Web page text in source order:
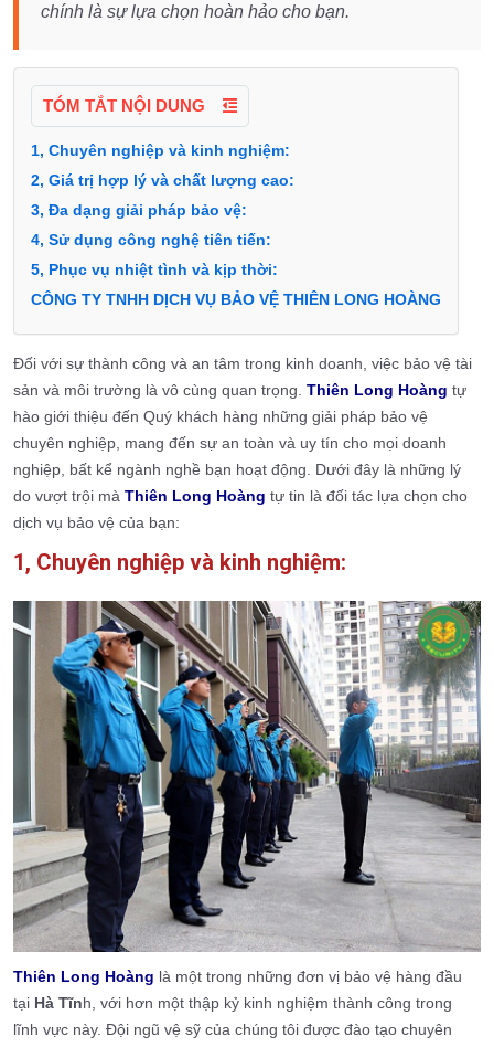
chính là sự lựa chọn hoàn hảo cho bạn.
TÓM TẮT NỘI DUNG
1, Chuyên nghiệp và kinh nghiệm:
2, Giá trị hợp lý và chất lượng cao:
3, Đa dạng giải pháp bảo vệ:
4, Sử dụng công nghệ tiên tiến:
5, Phục vụ nhiệt tình và kịp thời:
CÔNG TY TNHH DỊCH VỤ BẢO VỆ THIÊN LONG HOÀNG
Đối với sự thành công và an tâm trong kinh doanh, việc bảo vệ tài
sản và môi trường là vô cùng quan trọng. Thiên Long Hoàng tự
hào giới thiệu đến Quý khách hàng những giải pháp bảo vệ
chuyên nghiệp, mang đến sự an toàn và uy tín cho mọi doanh
nghiệp, bất kể ngành nghề bạn hoạt động. Dưới đây là những lý
do vượt trội mà Thiên Long Hoàng tự tin là đối tác lựa chọn cho
dịch vụ bảo vệ của bạn:
1, Chuyên nghiệp và kinh nghiệm:
Thiên Long Hoàng là một trong những đơn vị bảo vệ hàng đầu
tại Hà Tĩnh, với hơn một thập kỷ kinh nghiệm thành công trong
lĩnh vực này. Đội ngũ vệ sỹ của chúng tôi được đào tạo chuyên